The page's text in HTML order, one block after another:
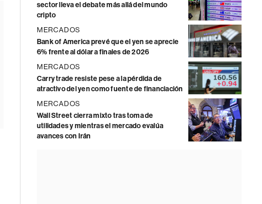
sector lleva el debate más allá del mundo
cripto
MERCADOS
Bank of America prevé que el yen se aprecie
6% frente al dólar a finales de 2026
MERCADOS
Carry trade resiste pese a la pérdida de
atractivo del yen como fuente de financiación
MERCADOS
Wall Street cierra mixto tras toma de
utilidades y mientras el mercado evalúa
avances con Irán